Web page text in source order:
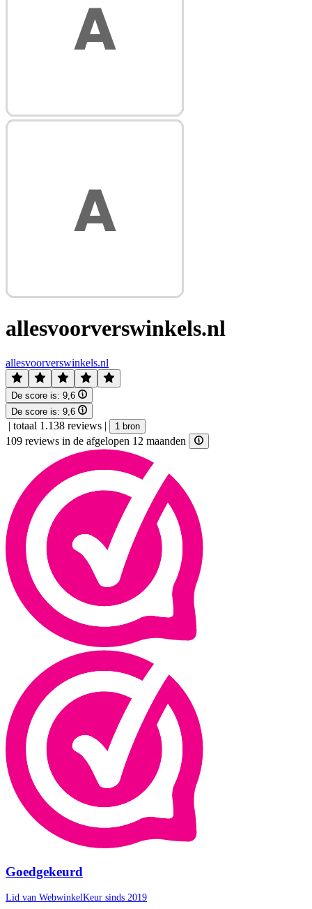
allesvoorverswinkels.nl
allesvoorverswinkels.nl
De score is: 9,6
De score is: 9,6
| totaal 1.138 reviews | 1 bron
109 reviews in de afgelopen 12 maanden
Goedgekeurd
Lid van WebwinkelKeur sinds 2019